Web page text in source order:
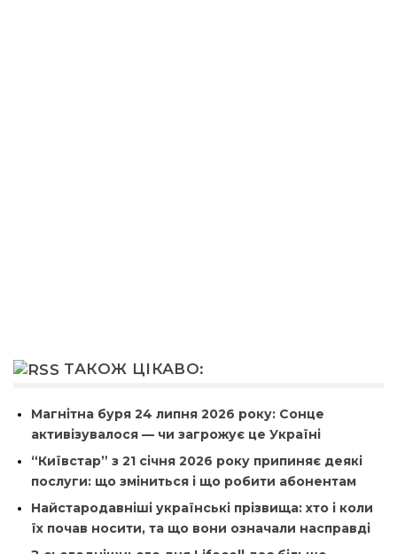
ТАКОЖ ЦІКАВО:
Магнітна буря 24 липня 2026 року: Сонце
активізувалося — чи загрожує це Україні
“Київстар” з 21 січня 2026 року припиняє деякі
послуги: що зміниться і що робити абонентам
Найстародавніші українські прізвища: хто і коли
їх почав носити, та що вони означали насправді